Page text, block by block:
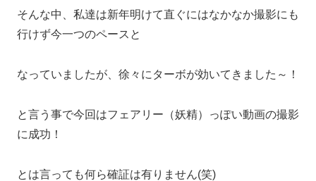
そんな中、私達は新年明けて直ぐにはなかなか撮影にも
行けず今一つのペースと
なっていましたが、徐々にターボが効いてきました～！
と言う事で今回はフェアリー（妖精）っぽい動画の撮影
に成功！
とは言っても何ら確証は有りません(笑)